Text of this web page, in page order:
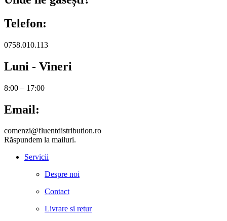
Telefon:
0758.010.113
Luni - Vineri
8:00 – 17:00
Email:
comenzi@fluentdistribution.ro
Răspundem la mailuri.
Servicii
Despre noi
Contact
Livrare si retur